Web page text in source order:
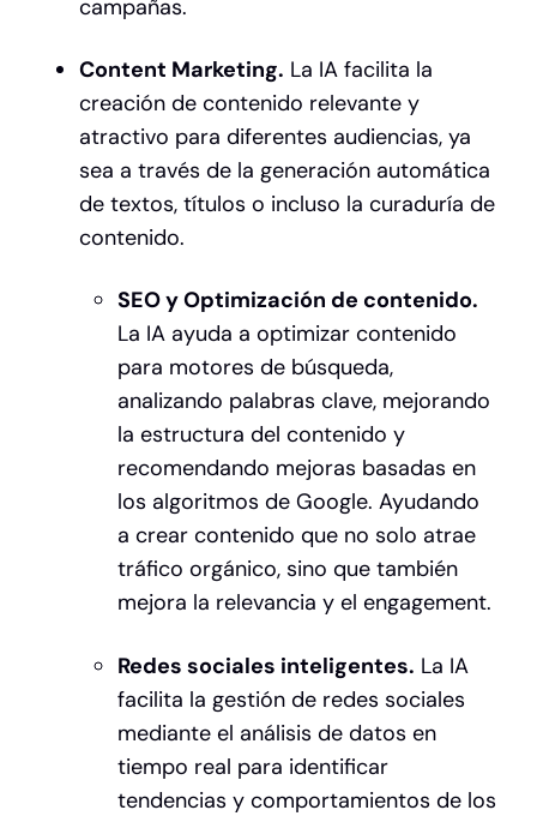
campañas.
Content Marketing. La IA facilita la
creación de contenido relevante y
atractivo para diferentes audiencias, ya
sea a través de la generación automática
de textos, títulos o incluso la curaduría de
contenido.
SEO y Optimización de contenido.
La IA ayuda a optimizar contenido
para motores de búsqueda,
analizando palabras clave, mejorando
la estructura del contenido y
recomendando mejoras basadas en
los algoritmos de Google. Ayudando
a crear contenido que no solo atrae
tráfico orgánico, sino que también
mejora la relevancia y el engagement.
Redes sociales inteligentes. La IA
facilita la gestión de redes sociales
mediante el análisis de datos en
tiempo real para identificar
tendencias y comportamientos de los